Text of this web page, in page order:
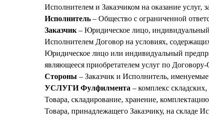
Исполнителем и Заказчиком на оказание услуг,
Исполнитель – Общество с ограниченной
Заказчик – Юридическое лицо,
Исполнителем Договор на условиях,
Юридическое лицо или индивидуальный
являющееся приобретателем услуг по
Стороны – Заказчик и Исполнитель,
УСЛУГИ Фулфилмента – комплекс
Товара, складирование, хранение,
Товара, принадлежащего Заказчику, на складе